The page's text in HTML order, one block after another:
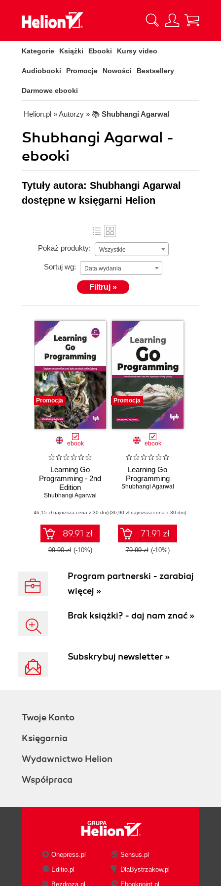
Kategorie Książki Ebooki Kursy video
Audiobooki Promocje Nowości Bestsellery
Darmowe ebooki
Helion.pl » Autorzy » 📚 Shubhangi Agarwal
Shubhangi Agarwal -
ebooki
Tytuły autora: Shubhangi Agarwal
dostępne w księgarni Helion
Pokaż produkty: Wszystkie
Sortuj wg: Data wydania
Filtruj »
Promocja
ebook
Learning Go
Programming - 2nd
Edition
Shubhangi Agarwal
(46,15 zł najniższa cena z 30 dni)
89.91 zł
99.90 zł (-10%)
Promocja
ebook
Learning Go
Programming
Shubhangi Agarwal
(36,90 zł najniższa cena z 30 dni)
71.91 zł
79.90 zł (-10%)
Program partnerski - zarabiaj
więcej »
Brak książki? - daj nam znać »
Subskrybuj newsletter »
Twoje Konto
Księgarnia
Wydawnictwo Helion
Współpraca
Onepress.pl
Sensus.pl
Editio.pl
DlaBystrzakow.pl
Bezdroza.pl
Ebookpoint.pl